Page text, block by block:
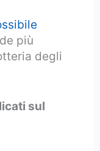
più
degli
sul